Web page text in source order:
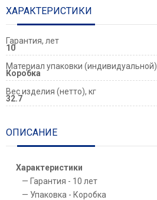
ХАРАКТЕРИСТИКИ
Гарантия, лет
10
Материал упаковки (индивидуальной)
Коробка
Вес изделия (нетто), кг
32.7
ОПИСАНИЕ
Характеристики
Гарантия - 10 лет
Упаковка - Коробка